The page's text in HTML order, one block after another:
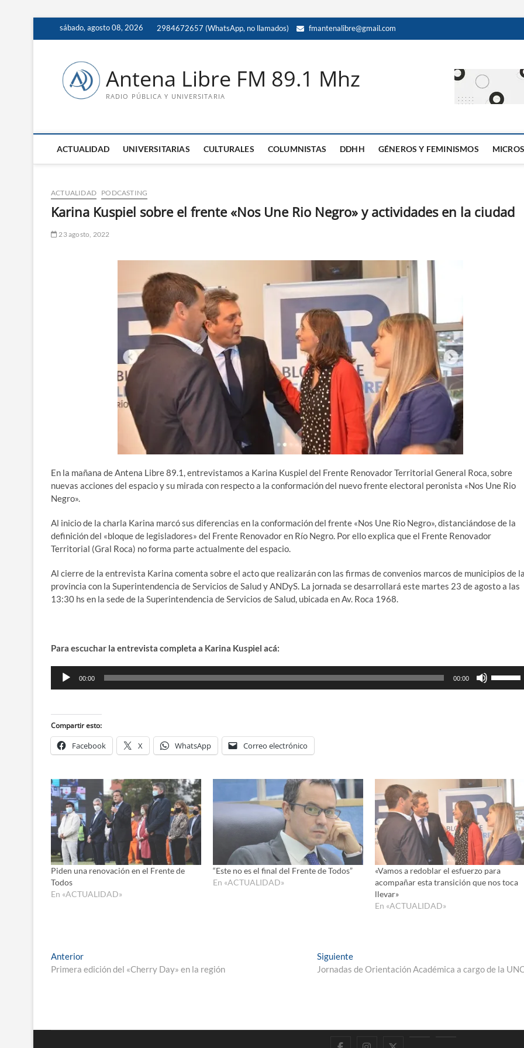
sábado, agosto 08, 2026 2984672657 (WhatsApp, no llamados) fmantenalibre@gmail.com
Antena Libre FM 89.1 Mhz
RADIO PÚBLICA Y UNIVERSITARIA
ACTUALIDAD UNIVERSITARIAS CULTURALES COLUMNISTAS DDHH GÉNEROS Y FEMINISMOS MICROS
ACTUALIDAD PODCASTING
Karina Kuspiel sobre el frente «Nos Une Rio Negro» y actividades en la ciudad
23 agosto, 2022
En la mañana de Antena Libre 89.1, entrevistamos a Karina Kuspiel del Frente Renovador Territorial General Roca, sobre
nuevas acciones del espacio y su mirada con respecto a la conformación del nuevo frente electoral peronista «Nos Une Rio
Negro».
Al inicio de la charla Karina marcó sus diferencias en la conformación del frente «Nos Une Rio Negro», distanciándose de la
definición del «bloque de legisladores» del Frente Renovador en Río Negro. Por ello explica que el Frente Renovador
Territorial (Gral Roca) no forma parte actualmente del espacio.
Al cierre de la entrevista Karina comenta sobre el acto que realizarán con las firmas de convenios marcos de municipios de la
provincia con la Superintendencia de Servicios de Salud y ANDyS. La jornada se desarrollará este martes 23 de agosto a las
13:30 hs en la sede de la Superintendencia de Servicios de Salud, ubicada en Av. Roca 1968.
Para escuchar la entrevista completa a Karina Kuspiel acá:
Reproductor
00:00 00:00
disminuir
el
Compartir esto:
Facebook X WhatsApp Correo electrónico
Piden una renovación en el Frente de
Todos
En «ACTUALIDAD»
“Este no es el final del Frente de Todos”
En «ACTUALIDAD»
«Vamos a redoblar el esfuerzo para
acompañar esta transición que nos toca
llevar»
En «ACTUALIDAD»
Navegación
de
AnteriorEntrada
anterior:
Primera edición del «Cherry Day» en la región
SiguienteEntrada
siguiente:
Jornadas de Orientación Académica a cargo de la